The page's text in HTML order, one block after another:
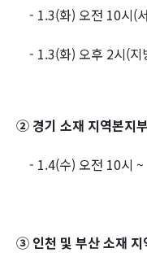
- 1.3(화) 오전 10시(
- 1.3(화) 오후 2시(지
② 경기 소재 지역본지부
- 1.4(수) 오전 10시 ~
③ 인천 및 부산 소재 지